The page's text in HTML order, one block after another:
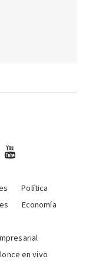
Política
Economía
en vivo